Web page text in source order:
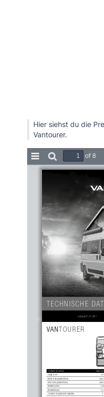
Hier siehst du die
Vantourer.
Toggle
Sidebar
Find
of 8
TECHNISCHE
Gültig ab 01.01.2021
VANTOURER
TECHNISCHE DATEN VANTourer
Länge in cm
541
Breite in cm (außen/innen)
205/
Höhe in cm (außen/innen)
258/
Radstand (mm)
Wendekreis (m)
12,4
3-Punkt-Gurt-gesicherte Sitzplätze
4